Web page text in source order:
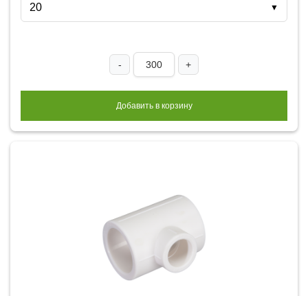
20
▼
- +
Добавить в корзину